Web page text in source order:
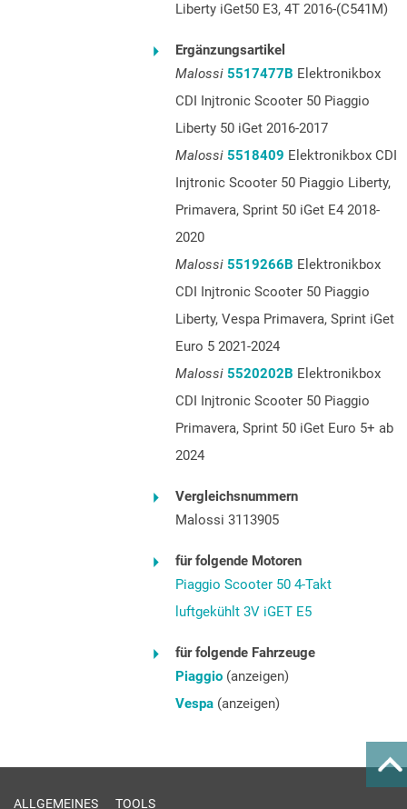
Liberty iGet50 E3, 4T 2016-(C541M)
Ergänzungsartikel
Malossi 5517477B Elektronikbox
CDI Injtronic Scooter 50 Piaggio
Liberty 50 iGet 2016-2017
Malossi 5518409 Elektronikbox CDI
Injtronic Scooter 50 Piaggio Liberty,
Primavera, Sprint 50 iGet E4 2018-
2020
Malossi 5519266B Elektronikbox
CDI Injtronic Scooter 50 Piaggio
Liberty, Vespa Primavera, Sprint iGet
Euro 5 2021-2024
Malossi 5520202B Elektronikbox
CDI Injtronic Scooter 50 Piaggio
Primavera, Sprint 50 iGet Euro 5+ ab
2024
Vergleichsnummern
Malossi 3113905
für folgende Motoren
Piaggio Scooter 50 4-Takt
luftgekühlt 3V iGET E5
für folgende Fahrzeuge
Piaggio(anzeigen)
Vespa(anzeigen)
ALLGEMEINES TOOLS